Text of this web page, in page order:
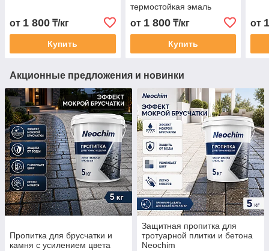
от 1 800 ₸/кг
Купить
термостойкая эмаль
от 1 800₸/кг
Купить
от
Акционные предложения и новинки
Пропитка для брусчатки и
камня с усилением цвета
Защитная пропитка для
тротуарной плитки и бетона
Neochim